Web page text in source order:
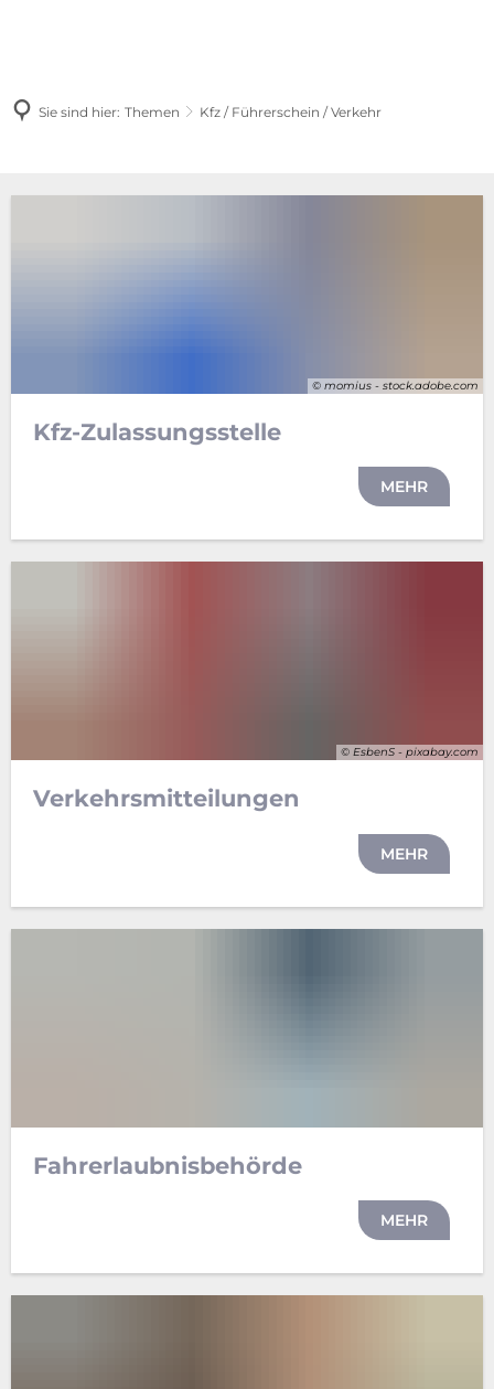
Sie sind hier: Themen Kfz / Führerschein / Verkehr
Kfz
© momius - stock.adobe.com
Kfz-Zulassungsstelle
MEHR
© EsbenS - pixabay.com
Verkehrsmitteilungen
MEHR
Fahrerlaubnisbehörde
MEHR